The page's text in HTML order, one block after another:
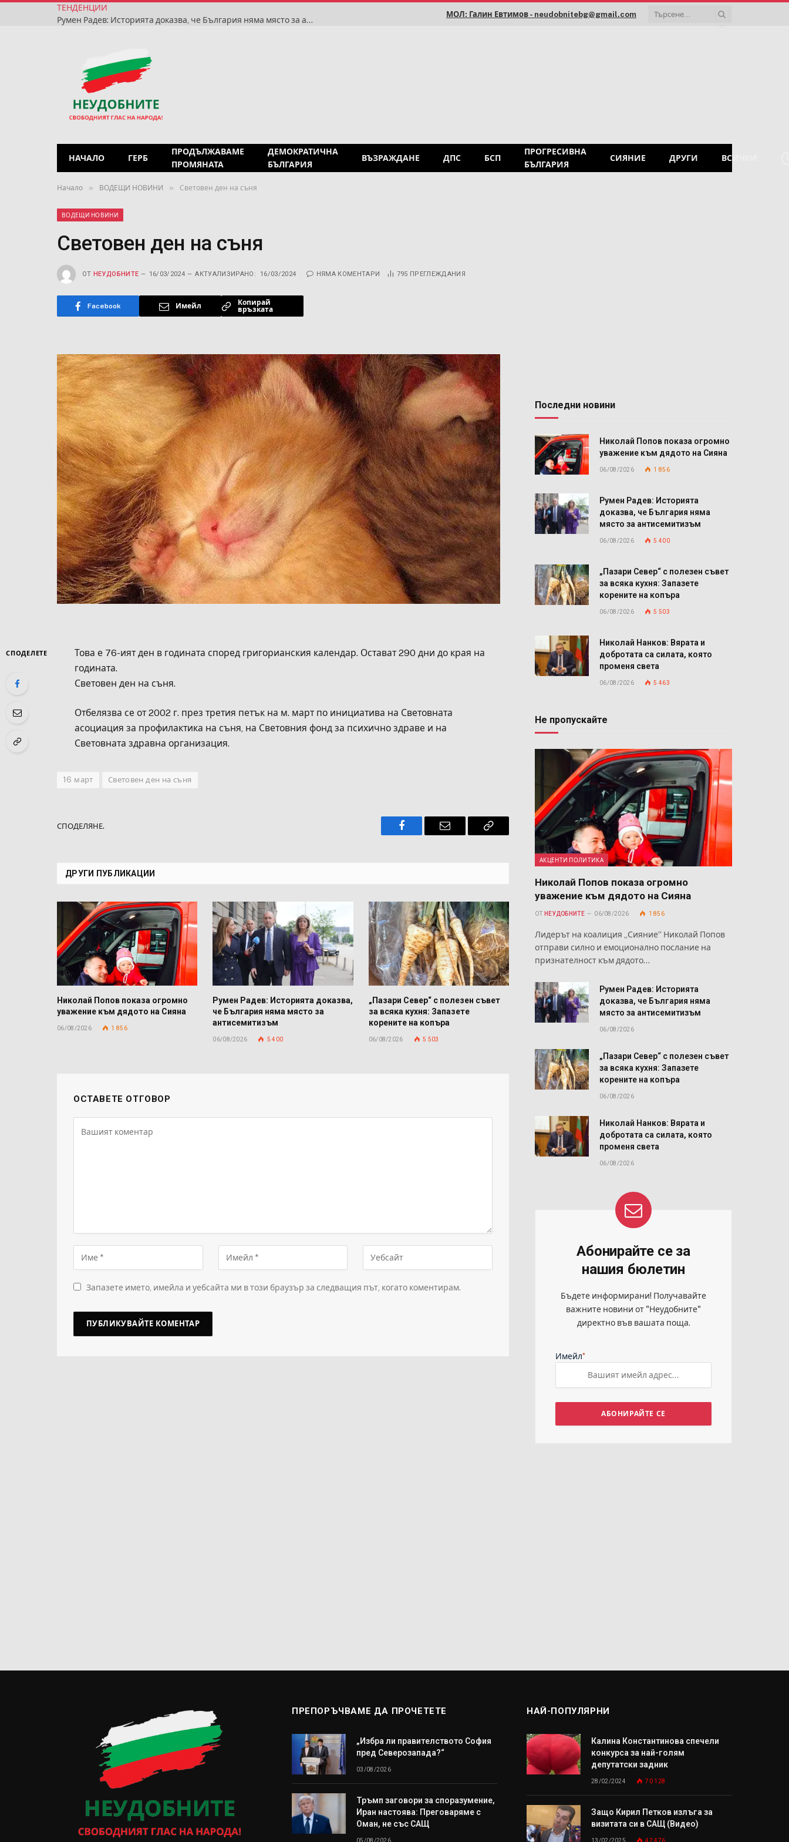
ТЕНДЕНЦИИ
Румен Радев: Историята доказва, че България няма място за антисемитизъм
МОЛ: Галин Евтимов - neudobnitebg@gmail.com
НАЧАЛО ГЕРБ
ПРОДЪЛЖАВАМЕ
ПРОМЯНАТА
ДЕМОКРАТИЧНА
БЪЛГАРИЯ
ВЪЗРАЖДАНЕ ДПС БСП
ПРОГРЕСИВНА
БЪЛГАРИЯ
СИЯНИЕ ДРУГИ ВСИЧКИ
Начало » ВОДЕЩИ НОВИНИ » Световен ден на съня
ВОДЕЩИ НОВИНИ
Световен ден на съня
ОТ НЕУДОБНИТЕ 16/03/2024 АКТУАЛИЗИРАНО: 16/03/2024 НЯМА КОМЕНТАРИ 795 ПРЕГЛЕЖДАНИЯ
Facebook Имейл
Копирай
връзката
СПОДЕЛЕТЕ
Това е 76-ият ден в годината според григорианския календар. Остават 290 дни до края на
годината.
Световен ден на съня.
Отбелязва се от 2002 г. през третия петък на м. март по инициатива на Световната
асоциация за профилактика на съня, на Световния фонд за психично здраве и на
Световната здравна организация.
16 март Световен ден на съня
СПОДЕЛЯНЕ.
Facebook Имейл
Копирай
ДРУГИ ПУБЛИКАЦИИ
Николай Попов показа огромно
уважение към дядото на Сияна
06/08/2026 1 856
Румен Радев: Историята доказва,
че България няма място за
антисемитизъм
06/08/2026 5 400
„Пазари Север“ с полезен съвет
за всяка кухня: Запазете
корените на копъра
06/08/2026 5 503
ОСТАВЕТЕ ОТГОВОР
Запазете името, имейла и уебсайта ми в този браузър за следващия път, когато коментирам.
Последни новини
Николай Попов показа огромно
уважение към дядото на Сияна
06/08/2026 1 856
Румен Радев: Историята
доказва, че България няма
място за антисемитизъм
06/08/2026 5 400
„Пазари Север“ с полезен съвет
за всяка кухня: Запазете
корените на копъра
06/08/2026 5 503
Николай Нанков: Вярата и
добротата са силата, която
променя света
06/08/2026 5 463
Не пропускайте
АКЦЕНТИ ПОЛИТИКА
Николай Попов показа огромно
уважение към дядото на Сияна
ОТ НЕУДОБНИТЕ 06/08/2026 1 856
Лидерът на коалиция „Сияние“ Николай Попов
отправи силно и емоционално послание на
признателност към дядото…
Румен Радев: Историята
доказва, че България няма
място за антисемитизъм
06/08/2026
„Пазари Север“ с полезен съвет
за всяка кухня: Запазете
корените на копъра
06/08/2026
Николай Нанков: Вярата и
добротата са силата, която
променя света
06/08/2026
Абонирайте се за
нашия бюлетин
Бъдете информирани! Получавайте
важните новини от "Неудобните"
директно във вашата поща.
Имейл*
ПРЕПОРЪЧВАМЕ ДА ПРОЧЕТЕТЕ
„Избра ли правителството София
пред Северозапада?“
03/08/2026
Тръмп заговори за споразумение,
Иран настоява: Преговаряме с
Оман, не със САЩ
05/08/2026
НАЙ-ПОПУЛЯРНИ
Калина Константинова спечели
конкурса за най-голям
депутатски задник
28/02/2024 70 128
Защо Кирил Петков излъга за
визитата си в САЩ (Видео)
13/02/2025 42 476